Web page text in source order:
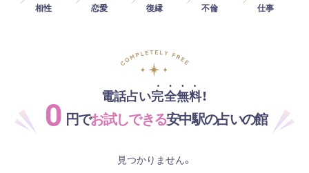
相性 恋愛 復縁 不倫 仕事
電話占い完全無料！
0 円でお試しできる安中駅の占いの館
見つかりません。